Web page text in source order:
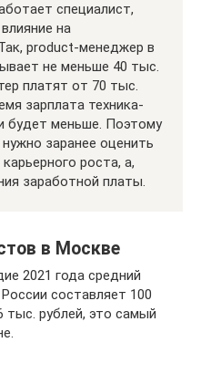
специалист,
на
product-менеджер в
не меньше 40 тыс.
платят от 70 тыс.
зарплата техника-
будет меньше. Поэтому
заранее оценить
роста, а,
заработной платы.
в Москве
2021 года средний
составляет 100
тыс. рублей, это самый